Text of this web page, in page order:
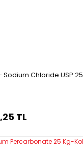
Chloride USP
TL